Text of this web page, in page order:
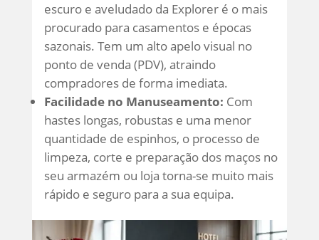
escuro e aveludado da Explorer é o mais
procurado para casamentos e épocas
sazonais. Tem um alto apelo visual no
ponto de venda (PDV), atraindo
compradores de forma imediata.
Facilidade no Manuseamento: Com
hastes longas, robustas e uma menor
quantidade de espinhos, o processo de
limpeza, corte e preparação dos maços no
seu armazém ou loja torna-se muito mais
rápido e seguro para a sua equipa.